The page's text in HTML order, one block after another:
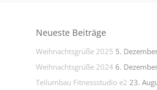
Neueste Beiträge
Weihnachtsgrüße 2025 5.
Weihnachtsgrüße 2024 6.
Teilumbau Fitnessstudio e2 23.